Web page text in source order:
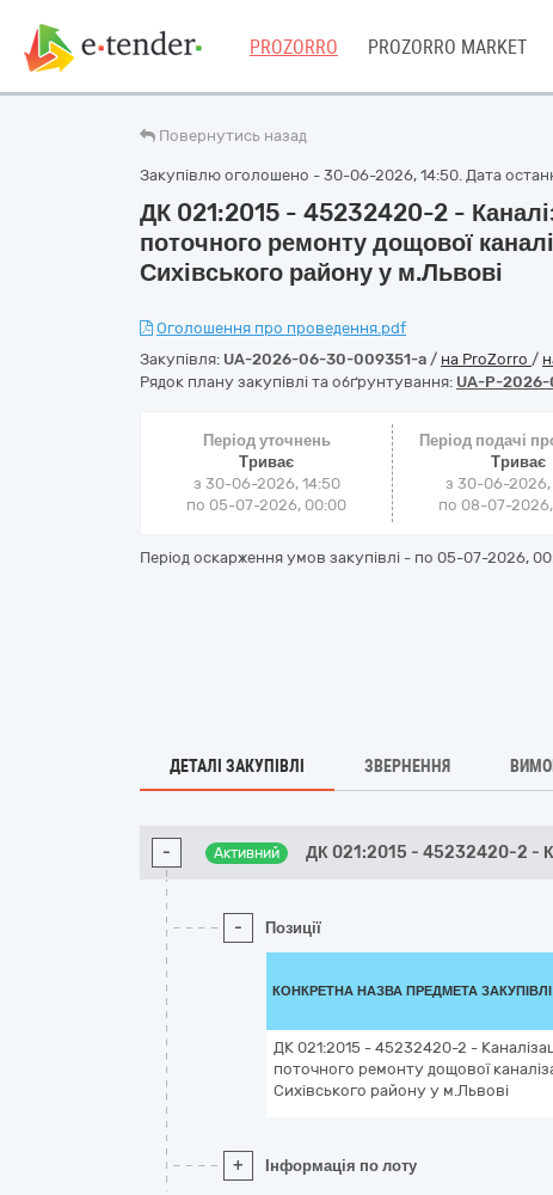
PROZORRO PROZORRO MARKET
Повернутись назад
Закупівлю оголошено - 30-06-2026, 14:50. Дата
ДК 021:2015 - 45232420-2 -
поточного ремонту дощової
Сихівського району у м.Львові
Оголошення про проведення.pdf
Закупівля: UA-2026-06-30-009351-a / на ProZorro /
Рядок плану закупівлі та обґрунтування: UA-P-
Період уточнень
Триває
з 30-06-2026, 14:50
по 05-07-2026, 00:00
Період подачі
Триває
з 30-06-2026,
по 08-07-
Період оскарження умов закупівлі - по 05-07-2026,
ДЕТАЛІ ЗАКУПІВЛІ ЗВЕРНЕННЯ
- Активний ДК 021:2015 - 45232420-2 -
- Позиції
КОНКРЕТНА НАЗВА ПРЕДМЕТА ЗАКУПІВЛІ
ДК 021:2015 - 45232420-2 -
поточного ремонту дощової
Сихівського району у м.Львові
+ Інформація по лоту